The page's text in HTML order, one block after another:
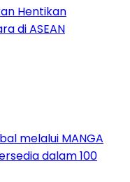
Hentikan
di ASEAN
melalui MANGA
dalam 100